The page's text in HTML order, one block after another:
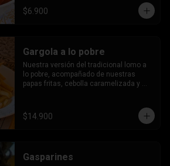
$6.900
Gargola a lo pobre
Nuestra versión del tradicional lomo a
lo pobre, acompañado de nuestras
papas fritas, cebolla caramelizada y
$14.900
Gasparines